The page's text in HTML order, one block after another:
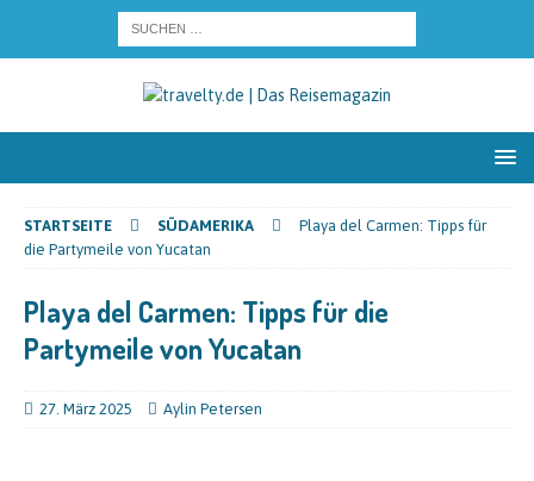
STARTSEITE SÜDAMERIKA
Playa del Carmen: Tipps für
die Partymeile von Yucatan
Playa del Carmen: Tipps für die
Partymeile von Yucatan
27. März 2025 Aylin Petersen